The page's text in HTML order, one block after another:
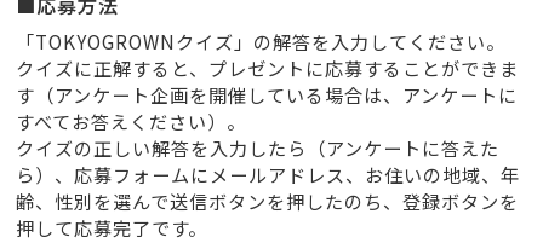
「TOKYOGROWNクイズ」の解答を入力してください。
クイズに正解すると、プレゼントに応募することができま
す（アンケート企画を開催している場合は、アンケートに
すべてお答えください）。
クイズの正しい解答を入力したら（アンケートに答えた
ら）、応募フォームにメールアドレス、お住いの地域、年
齢、性別を選んで送信ボタンを押したのち、登録ボタンを
押して応募完了です。